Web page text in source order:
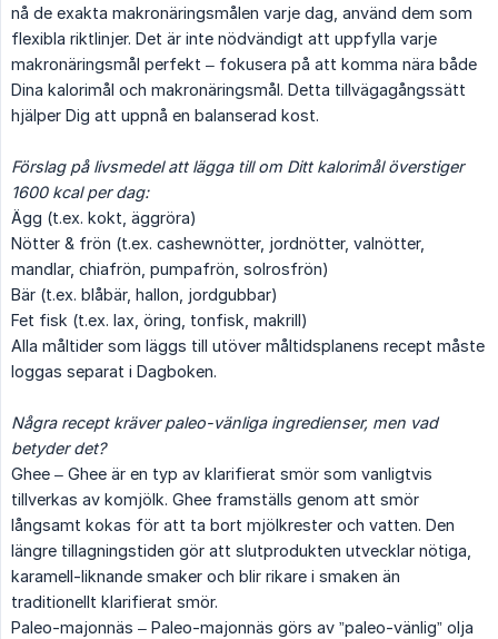
nå de exakta makronäringsmålen varje dag, använd dem som
flexibla riktlinjer. Det är inte nödvändigt att uppfylla varje
makronäringsmål perfekt – fokusera på att komma nära både
Dina kalorimål och makronäringsmål. Detta tillvägagångssätt
hjälper Dig att uppnå en balanserad kost.
Förslag på livsmedel att lägga till om Ditt kalorimål överstiger
1600 kcal per dag:
Ägg (t.ex. kokt, äggröra)
Nötter & frön (t.ex. cashewnötter, jordnötter, valnötter,
mandlar, chiafrön, pumpafrön, solrosfrön)
Bär (t.ex. blåbär, hallon, jordgubbar)
Fet fisk (t.ex. lax, öring, tonfisk, makrill)
Alla måltider som läggs till utöver måltidsplanens recept måste
loggas separat i Dagboken.
Några recept kräver paleo-vänliga ingredienser, men vad
betyder det?
Ghee – Ghee är en typ av klarifierat smör som vanligtvis
tillverkas av komjölk. Ghee framställs genom att smör
långsamt kokas för att ta bort mjölkrester och vatten. Den
längre tillagningstiden gör att slutprodukten utvecklar nötiga,
karamell-liknande smaker och blir rikare i smaken än
traditionellt klarifierat smör.
Paleo-majonnäs – Paleo-majonnäs görs av ”paleo-vänlig” olja